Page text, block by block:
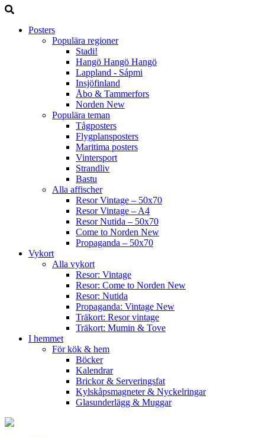
Posters
Populära regioner
Stadi!
Hangö Hangö Hangö
Lappland - Sápmi
Insjöfinland
Åbo & Tammerfors
Norden New
Populära teman
Tågposters
Flygplansposters
Maritima posters
Vintersport
Strandliv
Bastu
Alla affischer
Resor Vintage – 50x70
Resor Vintage – A4
Resor Nutida – 50x70
Come to Norden New
Propaganda – 50x70
Vykort
Alla vykort
Resor: Vintage
Resor: Come to Norden New
Resor: Nutida
Propaganda: Vintage New
Träkort: Resor vintage
Träkort: Mumin & Tove
I hemmet
För kök & hem
Böcker
Kalendrar
Brickor & Serveringsfat
Kylskåpsmagneter & Nyckelringar
Glasunderlägg & Muggar